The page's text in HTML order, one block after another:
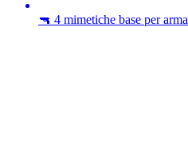
🔫 4 mimetiche base per arma